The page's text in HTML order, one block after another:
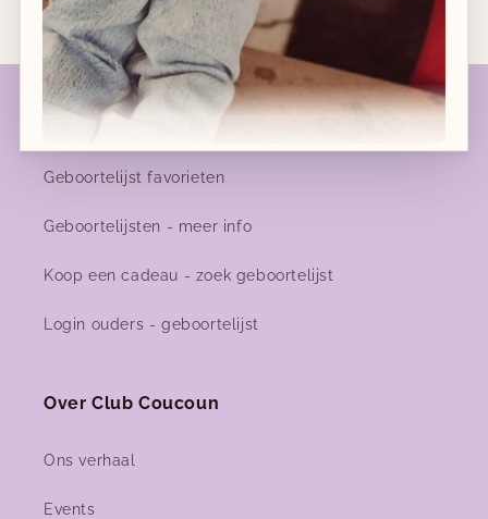
Geboortelijsten
Geboortelijst favorieten
Geboortelijsten - meer info
Koop een cadeau - zoek geboortelijst
Login ouders - geboortelijst
Over Club Coucoun
Ons verhaal
Events
Nieuwe herfst-winter collecties in ons clubje &
nu ook
online